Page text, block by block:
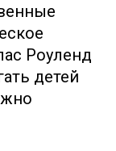
Роуленд
детей